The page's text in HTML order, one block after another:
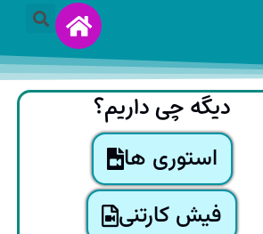
دیگه چی داریم؟
استوری ها
فیش کارتنی